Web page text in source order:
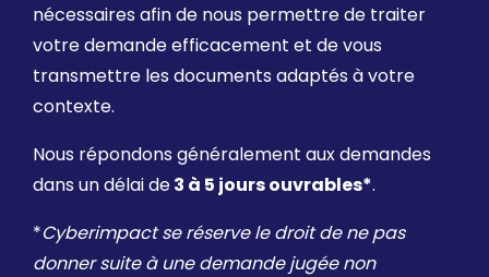
nécessaires afin de nous permettre de traiter
votre demande efficacement et de vous
transmettre les documents adaptés à votre
contexte.
Nous répondons généralement aux demandes
dans un délai de3 à 5 jours ouvrables*.
*Cyberimpact se réserve le droit de ne pas
donner suite à une demande jugée non